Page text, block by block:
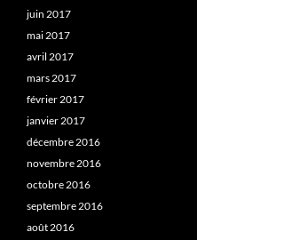
juin 2017
mai 2017
avril 2017
mars 2017
février 2017
janvier 2017
décembre 2016
novembre 2016
octobre 2016
septembre 2016
août 2016